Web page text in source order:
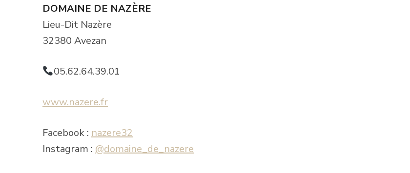
DOMAINE DE NAZÈRE
Lieu-Dit Nazère
32380 Avezan
05.62.64.39.01
www.nazere.fr
Facebook : nazere32
Instagram : @domaine_de_nazere